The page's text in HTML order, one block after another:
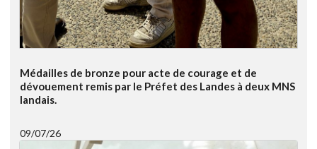
Médailles de bronze pour acte de courage et de
dévouement remis par le Préfet des Landes à deux MNS
landais.
09/07/26